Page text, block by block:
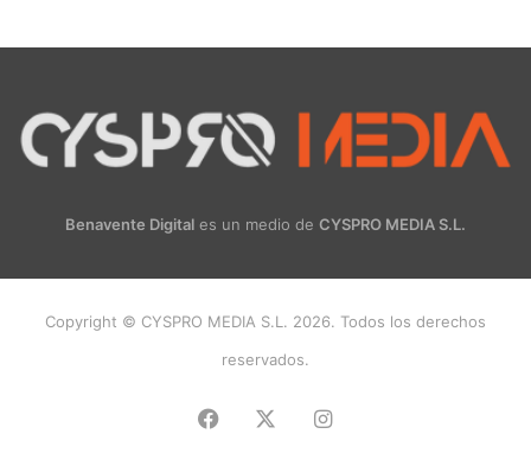
Benavente Digital es un medio de CYSPRO MEDIA S.L.
Copyright © CYSPRO MEDIA S.L. 2026. Todos los derechos
reservados.
Facebook Instagram